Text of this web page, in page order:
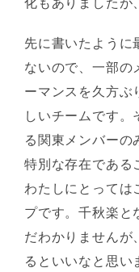
先に書いたように
ないので、一部の
ーマンスを久方ぶ
しいチームです
る関東メンバーの
特別な存在である
わたしにとっては
プです。千秋楽と
だわかりませんが
るといいなと思い